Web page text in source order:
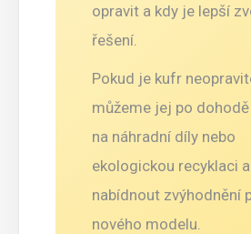
opravit a kdy je lepší
řešení.
Pokud je kufr
můžeme jej po
na náhradní díly nebo
ekologickou recyklaci a
nabídnout zvýhodnění
nového modelu.